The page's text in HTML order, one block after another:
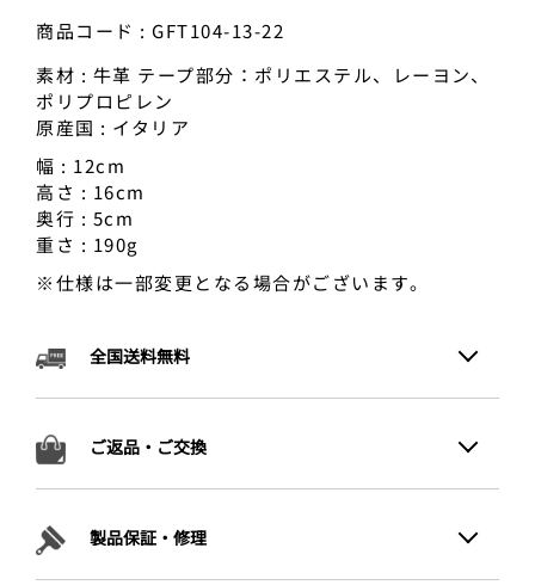
商品コード : GFT104-13-22
素材 : 牛革 テープ部分：ポリエステル、レーヨン、
ポリプロピレン
原産国 : イタリア
幅 : 12cm
高さ : 16cm
奥行 : 5cm
重さ : 190g
※仕様は一部変更となる場合がございます。
全国送料無料
ご返品・ご交換
製品保証・修理